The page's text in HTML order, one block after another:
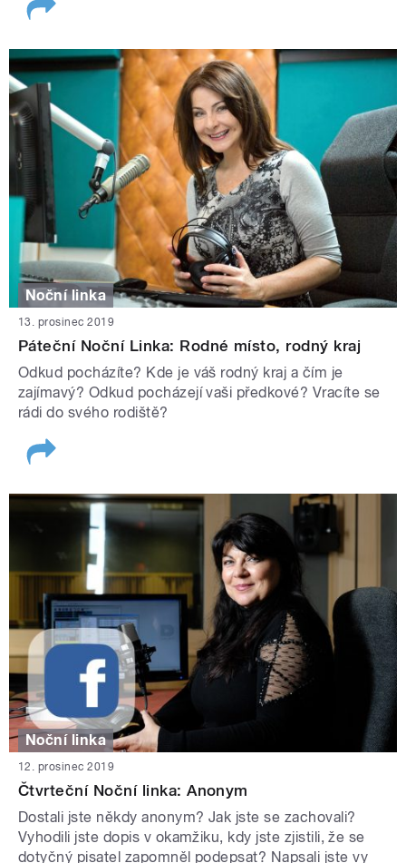
Noční linka
13. prosinec 2019
Páteční Noční Linka: Rodné místo, rodný kraj
Odkud pocházíte? Kde je váš rodný kraj a čím je
zajímavý? Odkud pocházejí vaši předkové? Vracíte se
rádi do svého rodiště?
Noční linka
12. prosinec 2019
Čtvrteční Noční linka: Anonym
Dostali jste někdy anonym? Jak jste se zachovali?
Vyhodili jste dopis v okamžiku, kdy jste zjistili, že se
dotyčný pisatel zapomněl podepsat? Napsali jste vy